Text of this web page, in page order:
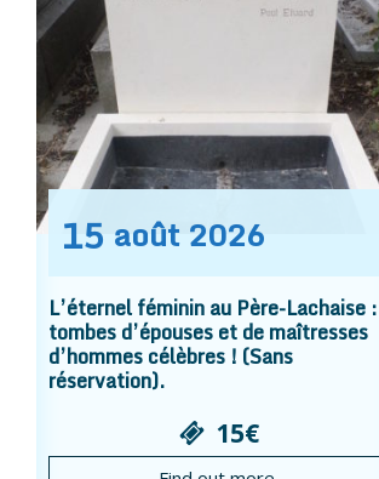
15 août 2026
L’éternel féminin au Père-Lachaise :
tombes d’épouses et de maîtresses
d’hommes célèbres ! (Sans
réservation).
15€